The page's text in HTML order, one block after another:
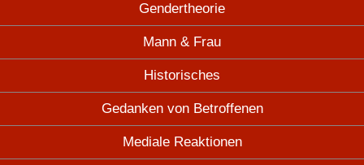
Gendertheorie
Mann & Frau
Historisches
Gedanken von Betroffenen
Mediale Reaktionen